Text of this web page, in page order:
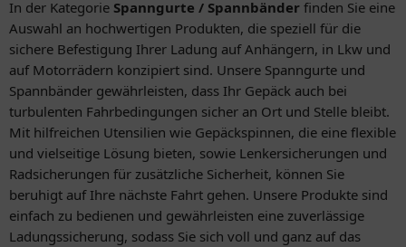
In der Kategorie Spanngurte / Spannbänder finden Sie eine
Auswahl an hochwertigen Produkten, die speziell für die
sichere Befestigung Ihrer Ladung auf Anhängern, in Lkw und
auf Motorrädern konzipiert sind. Unsere Spanngurte und
Spannbänder gewährleisten, dass Ihr Gepäck auch bei
turbulenten Fahrbedingungen sicher an Ort und Stelle bleibt.
Mit hilfreichen Utensilien wie Gepäckspinnen, die eine flexible
und vielseitige Lösung bieten, sowie Lenkersicherungen und
Radsicherungen für zusätzliche Sicherheit, können Sie
beruhigt auf Ihre nächste Fahrt gehen. Unsere Produkte sind
einfach zu bedienen und gewährleisten eine zuverlässige
Ladungssicherung, sodass Sie sich voll und ganz auf das